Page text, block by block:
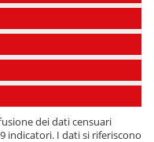
dei dati censuari
indicatori. I dati si riferiscono